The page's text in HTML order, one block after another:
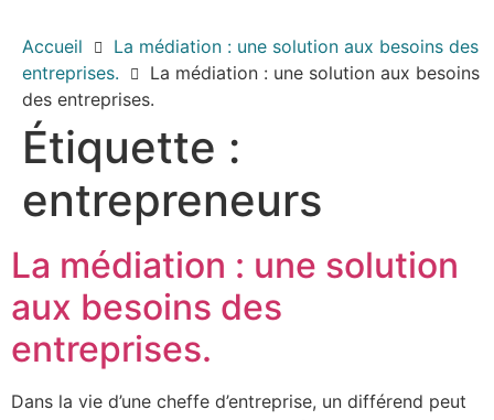
Accueil
La médiation : une solution aux besoins des
entreprises.
La médiation : une solution aux besoins
des entreprises.
Étiquette :
entrepreneurs
La médiation : une solution
aux besoins des
entreprises.
Dans la vie d’une cheffe d’entreprise, un différend peut